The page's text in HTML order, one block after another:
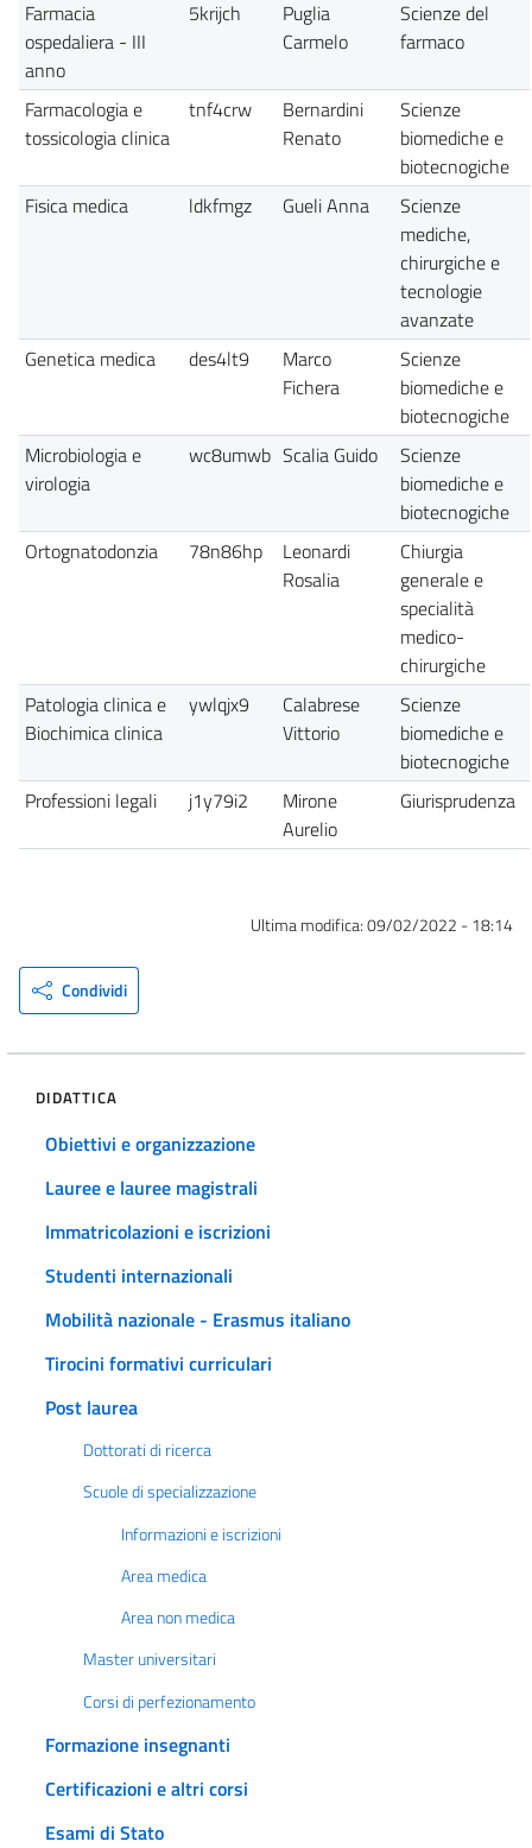
Farmacia
ospedaliera - III
anno
5krijch
Puglia
Carmelo
Scienze del
farmaco
Farmacologia e
tossicologia clinica
tnf4crw
Bernardini
Renato
Scienze
biomediche e
biotecnogiche
Fisica medica
ldkfmgz Gueli Anna
Scienze
mediche,
chirurgiche e
tecnologie
avanzate
Genetica medica
des4lt9
Marco
Fichera
Scienze
biomediche e
biotecnogiche
Microbiologia e
virologia
wc8umwb Scalia Guido
Scienze
biomediche e
biotecnogiche
Ortognatodonzia
78n86hp
Leonardi
Rosalia
Chiurgia
generale e
specialità
medico-
chirurgiche
Patologia clinica e
Biochimica clinica
ywlqjx9
Calabrese
Vittorio
Scienze
biomediche e
biotecnogiche
Professioni legali
j1y79i2
Mirone
Aurelio
Giurisprudenza
Ultima modifica:09/02/2022 - 18:14
Condividi
DIDATTICA
Obiettivi e organizzazione
Lauree e lauree magistrali
Immatricolazioni e iscrizioni
Studenti internazionali
Mobilità nazionale - Erasmus italiano
Tirocini formativi curriculari
Post laurea
Dottorati di ricerca
Scuole di specializzazione
Informazioni e iscrizioni
Area medica
Area non medica
Master universitari
Corsi di perfezionamento
Formazione insegnanti
Certificazioni e altri corsi
Esami di Stato